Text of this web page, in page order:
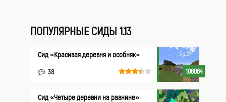
ПОПУЛЯРНЫЕ СИДЫ 1.13
108064
Сид «Красивая деревня и особняк»
38
Сид «Четыре деревни на равнине»